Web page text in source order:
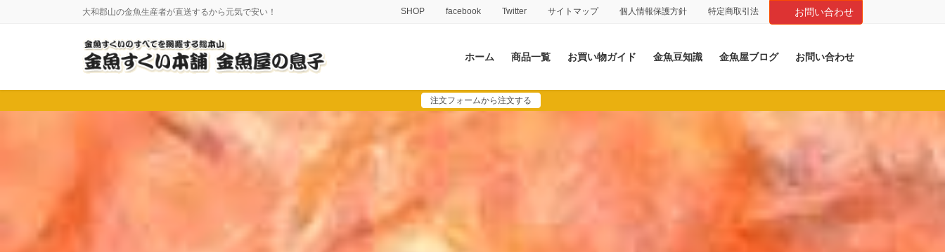
に
移
ョ
ン
大和郡山の金魚生産者が直送するから元気で安い！ SHOP facebook Twitter サイトマップ 個人情報保護方針 特定商取引法 お問い合わせ
ホーム 商品一覧 お買い物ガイド 金魚豆知識 金魚屋ブログ お問い合わせ
注文フォームから注文する